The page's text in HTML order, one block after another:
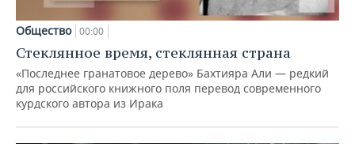
Общество 00:00
Стеклянное время, стеклянная страна
«Последнее гранатовое дерево» Бахтияра Али — редкий
для российского книжного поля перевод современного
курдского автора из Ирака